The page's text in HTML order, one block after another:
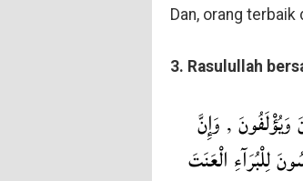
Dan, orang terbaik
3. Rasulullah
وَيُؤْلَفُونَ , وَإِنَّ
لِلْبُرَآءِ الْعَنَتَ